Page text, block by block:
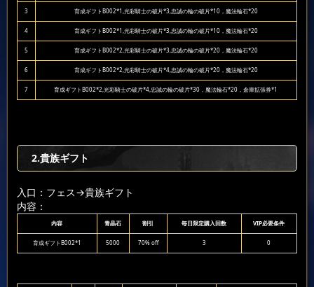
3 育成ギフトB002*1,光彩騎士の破片*3,忠誠の輪の破片*10，魔法輪石*20
4 育成ギフトB002*1,光彩騎士の破片*3,忠誠の輪の破片*10，魔法輪石*20
5 育成ギフトB002*2,光彩騎士の破片*3,忠誠の輪の破片*20，魔法輪石*20
6 育成ギフトB002*2,光彩騎士の破片*4,忠誠の輪の破片*20，魔法輪石*20
7 育成ギフトB002*2,光彩騎士の破片*4,忠誠の輪の破片*30，魔法輪石*20，倉庫拡張券*1
2.貴族ギフト
入口：フェス→貴族ギフト
内容：
内容 青晶石 割引 毎日限定購入回数 VIP必要条件
育成ギフトB002*1 5000 70% off 3 0